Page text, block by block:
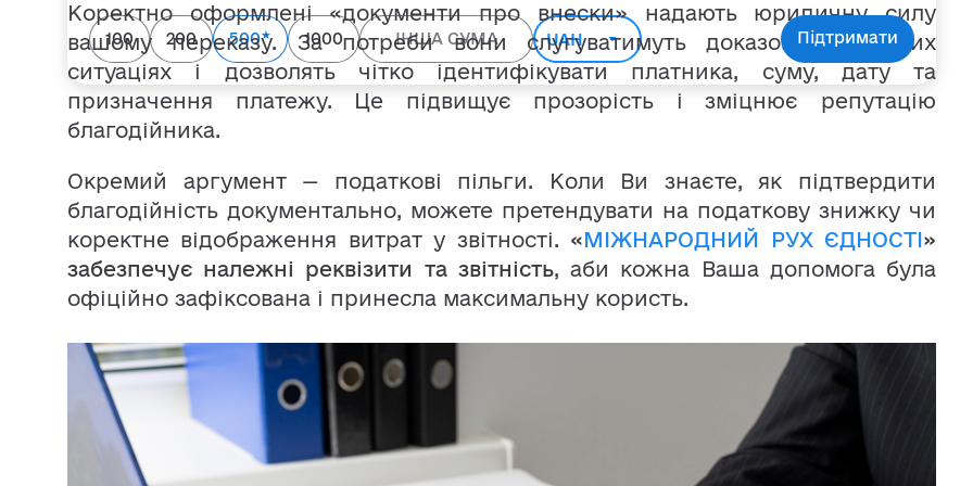
100 200 500★ 1000 Підтримати
Коректно оформлені «документи про внески» надають юридичну силу
вашому переказу. За потреби вони слугуватимуть доказом у спірних
ситуаціях і дозволять чітко ідентифікувати платника, суму, дату та
призначення платежу. Це підвищує прозорість і зміцнює репутацію
благодійника.
Окремий аргумент — податкові пільги. Коли Ви знаєте, як підтвердити
благодійність документально, можете претендувати на податкову знижку чи
коректне відображення витрат у звітності. «МІЖНАРОДНИЙ РУХ ЄДНОСТІ»
забезпечує належні реквізити та звітність, аби кожна Ваша допомога була
офіційно зафіксована і принесла максимальну користь.